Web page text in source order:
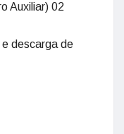
Auxiliar) 02
descarga de